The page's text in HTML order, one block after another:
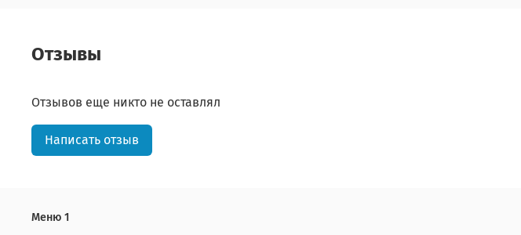
Отзывы
Отзывов еще никто не оставлял
Написать отзыв
Меню 1